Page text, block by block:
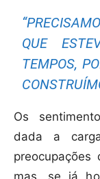
QUE
TEMPOS,
Os
dada a
preocupações